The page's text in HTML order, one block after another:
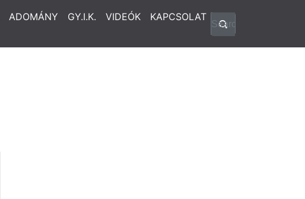
ADOMÁNY GY.I.K. VIDEÓK KAPCSOLAT